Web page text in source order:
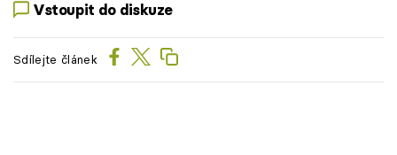
Vstoupit do diskuze
Sdílejte článek